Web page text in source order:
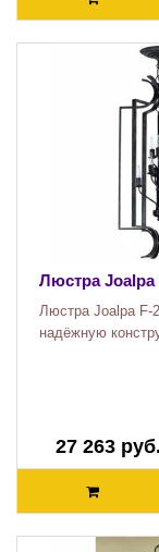
Люстра Joalpa
Люстра Joalpa F-
надёжную
27 263 руб.